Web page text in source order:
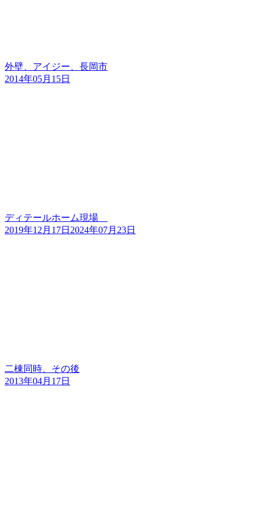
外壁、アイジー、長岡市
2014年05月15日
ディテールホーム現場
2019年12月17日 2024年07月23日
二棟同時、その後
2013年04月17日